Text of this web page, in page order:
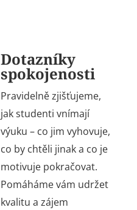
Dotazníky
spokojenosti
Pravidelnězjišťujeme,
jak studenti vnímají
výuku – co jim vyhovuje,
co by chtěli jinak a co je
motivuje pokračovat.
Pomáháme vám udržet
kvalitu a zájem